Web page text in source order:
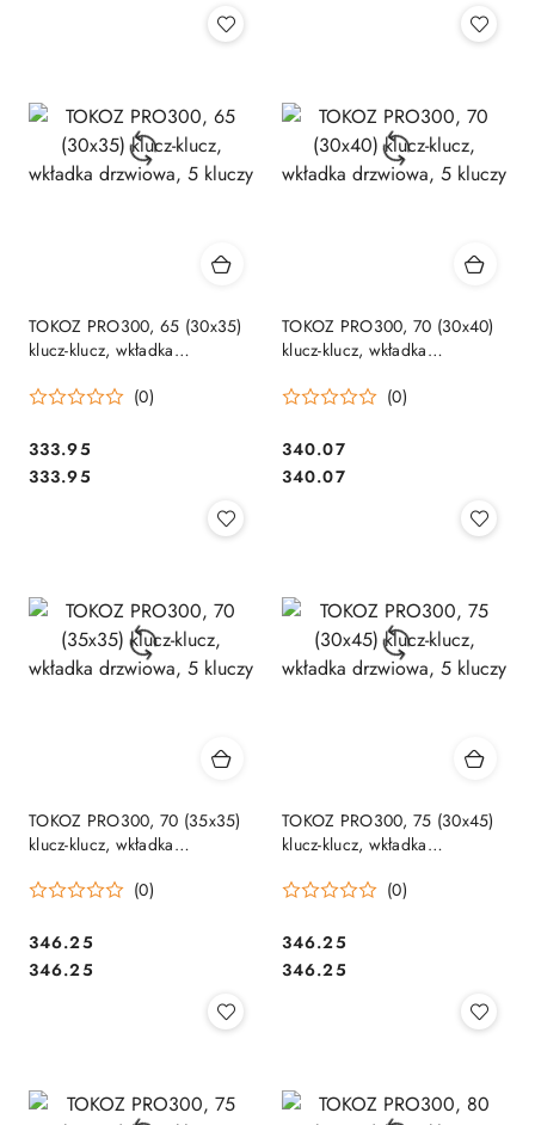
TOKOZ PRO300, 65 (30x35)
klucz-klucz, wkładka
(0)
Cena:
333.95
Cena:
333.95
TOKOZ PRO300, 70 (30x40)
klucz-klucz, wkładka
(0)
Cena:
340.07
Cena:
340.07
TOKOZ PRO300, 70 (35x35)
klucz-klucz, wkładka
(0)
Cena:
346.25
Cena:
346.25
TOKOZ PRO300, 75 (30x45)
klucz-klucz, wkładka
(0)
Cena:
346.25
Cena:
346.25